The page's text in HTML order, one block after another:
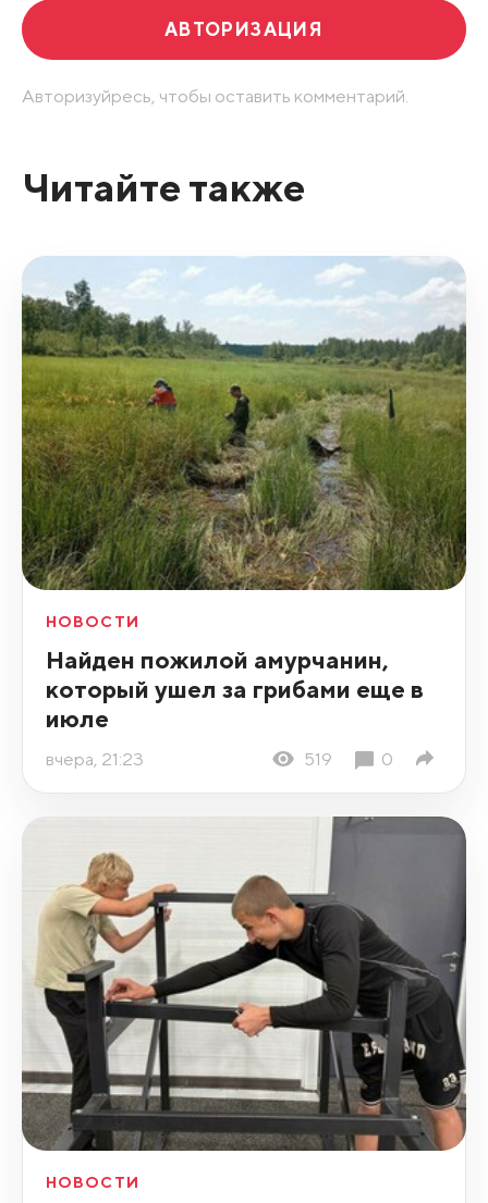
АВТОРИЗАЦИЯ
Авторизуйресь, чтобы оставить комментарий.
Читайте также
НОВОСТИ
Найден пожилой амурчанин,
который ушел за грибами еще в
июле
вчера, 21:23 519 0
НОВОСТИ